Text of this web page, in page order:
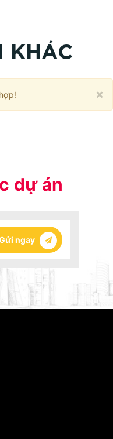
KHÁC
×
dự án
ngay